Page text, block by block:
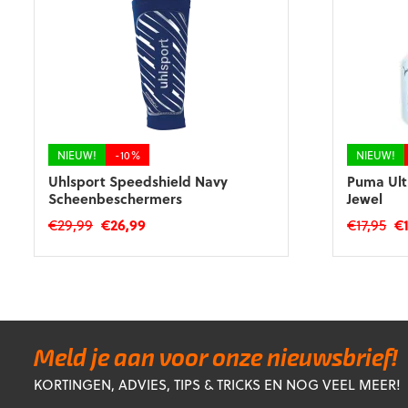
NIEUW! -10%
Uhlsport Speedshield Navy
Scheenbeschermers
€29,99 Oorspronkelijke
€26,99Huidige
Dit
Deze
optie
kan
NIEUW!
Puma
Jewel
€17,95 €
Dit
Deze
optie
kan
Meld je aan voor onze nieuwsbrief!
KORTINGEN, ADVIES, TIPS & TRICKS EN NOG VEEL MEER!